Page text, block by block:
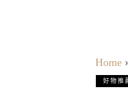
Home
好物推